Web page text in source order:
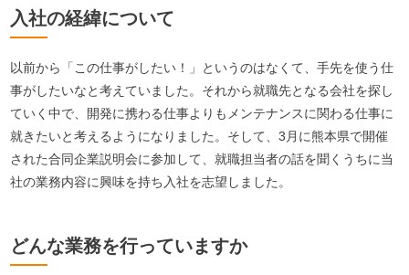
入社の経緯について
以前から「この仕事がしたい！」というのはなくて、手先を使う仕
事がしたいなと考えていました。それから就職先となる会社を探し
ていく中で、開発に携わる仕事よりもメンテナンスに関わる仕事に
就きたいと考えるようになりました。そして、3月に熊本県で開催
された合同企業説明会に参加して、就職担当者の話を聞くうちに当
社の業務内容に興味を持ち入社を志望しました。
どんな業務を行っていますか